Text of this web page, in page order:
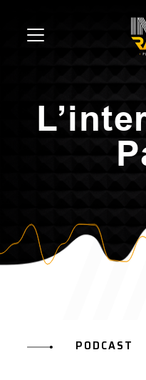
PODCAST